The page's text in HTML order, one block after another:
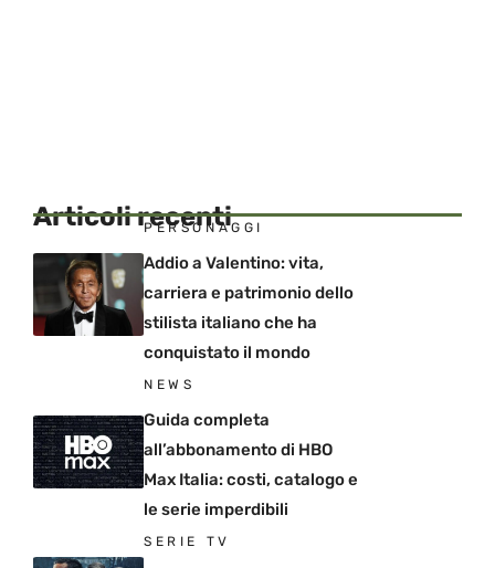
Articoli recenti
PERSONAGGI
Addio a Valentino: vita,
carriera e patrimonio dello
stilista italiano che ha
conquistato il mondo
NEWS
Guida completa
all’abbonamento di HBO
Max Italia: costi, catalogo e
le serie imperdibili
SERIE TV